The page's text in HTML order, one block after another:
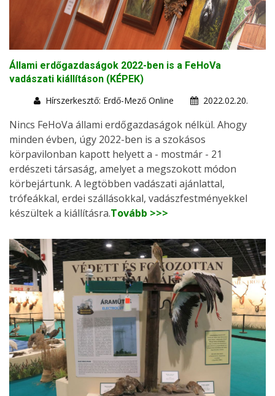
Állami erdőgazdaságok 2022-ben is a FeHoVa
vadászati kiállításon (KÉPEK)
Hírszerkesztő: Erdő-Mező Online
2022.02.20.
Nincs FeHoVa állami erdőgazdaságok nélkül. Ahogy
minden évben, úgy 2022-ben is a szokásos
körpavilonban kapott helyett a - mostmár - 21
erdészeti társaság, amelyet a megszokott módon
körbejártunk. A legtöbben vadászati ajánlattal,
trófeákkal, erdei szállásokkal, vadászfestményekkel
készültek a kiállításra.Tovább >>>